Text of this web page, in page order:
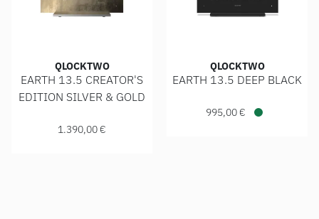
QLOCKTWO
EARTH 13.5 CREATOR'S
EDITION SILVER & GOLD
Qlocktwo EARTH 13.5 CREATOR'S EDITION SILVER &
1.390,00 €
QLOCKTWO
EARTH 13.5 DEEP BLACK
995,00 €